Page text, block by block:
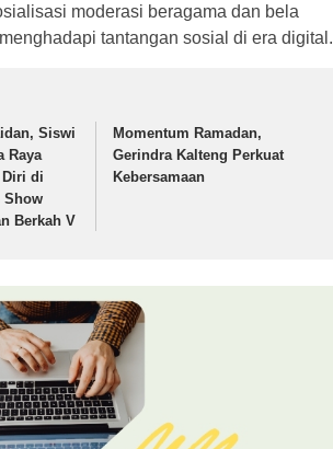
moderasi beragama dan bela
tantangan sosial di era digital.
Siswi
Raya
Diri di
Show
Berkah V
Momentum Ramadan,
Gerindra Kalteng Perkuat
Kebersamaan